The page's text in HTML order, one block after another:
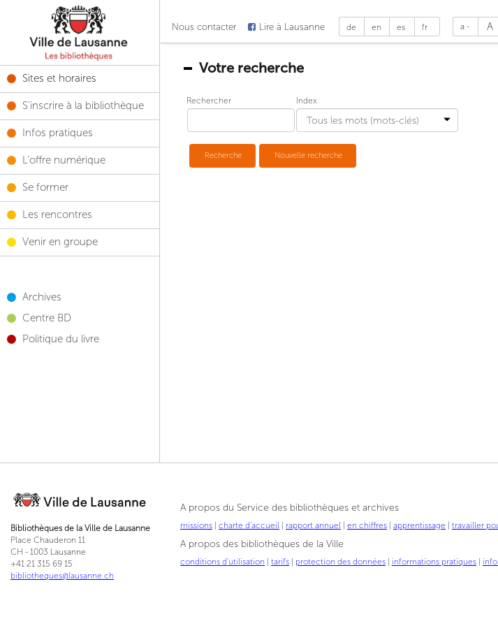
Nous contacter Lire à Lausanne de en es fr a A
Sites et horaires
S'inscrire à la bibliothèque
Infos pratiques
L'offre numérique
Se former
Les rencontres
Venir en groupe
Archives
Centre BD
Politique du livre
Votre recherche
Rechercher Index
Recherche Nouvelle recherche
Bibliothèques de la Ville de Lausanne
Place Chauderon 11
CH - 1003 Lausanne
+41 21 315 69 15
bibliotheques@lausanne.ch
A propos du Service des bibliothèques et archives
missions charte d'accueil rapport annuel en chiffres apprentissage travailler
A propos des bibliothèques de la Ville
conditions d'utilisation tarifs protection des données informations pratiques